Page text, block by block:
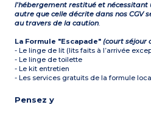
l’hébergement restitué et
autre que celle décrite dans nos CGV
au travers de la caution.
La Formule "Escapade"(court séjour
- Le linge de lit (lits faits à l’arrivée
- Le linge de toilette
- Le kit entretien
- Les services gratuits de la formule
Pensez y